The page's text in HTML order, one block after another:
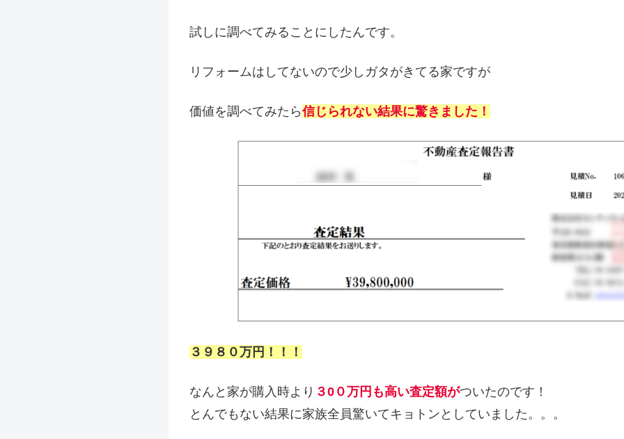
試しに調べてみることにしたんです。
リフォームはしてないので少しガタがきてる家ですが
価値を調べてみたら信じられない結果に驚きました！
３９８０万円！！！
なんと家が購入時より ３0０万円も高い査定額がついたのです！
とんでもない結果に家族全員驚いてキョトンとしていました。。。